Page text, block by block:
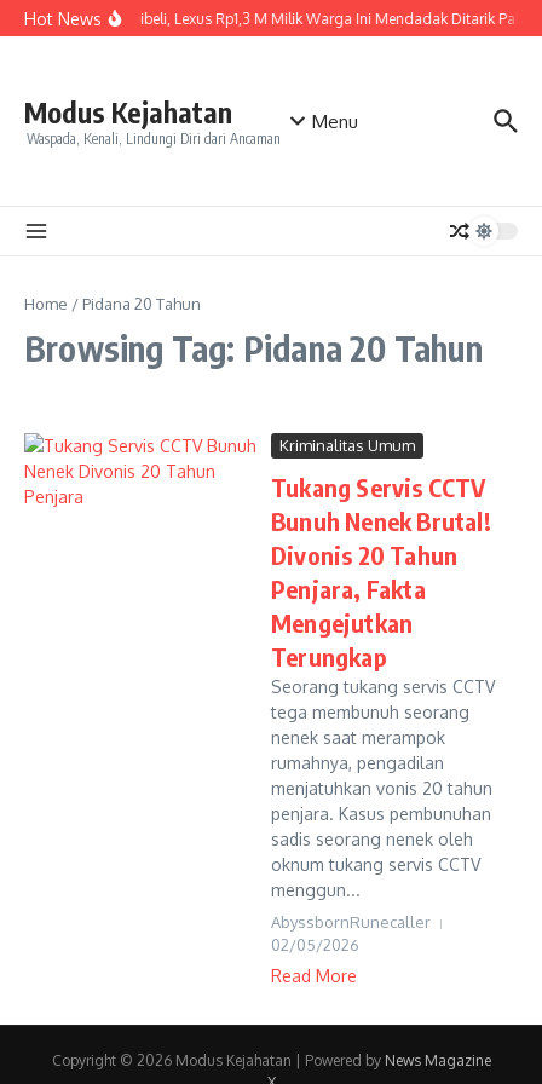
Skip to content
Hot NewsBaru Dibeli, Lexus Rp1,3 M Milik Warga Ini Mendadak Ditarik
Modus Kejahatan
Waspada, Kenali, Lindungi Diri dari Ancaman
Menu
Home / Pidana 20 Tahun
Browsing Tag: Pidana 20 Tahun
Kriminalitas Umum
Tukang Servis CCTV
Bunuh Nenek Brutal!
Divonis 20 Tahun
Penjara, Fakta
Mengejutkan
Terungkap
Seorang tukang servis CCTV
tega membunuh seorang
nenek saat merampok
rumahnya, pengadilan
menjatuhkan vonis 20 tahun
penjara. Kasus pembunuhan
sadis seorang nenek oleh
oknum tukang servis CCTV
menggun...
AbyssbornRunecaller
02/05/2026
Read More
Copyright © 2026 Modus Kejahatan | Powered by News Magazine